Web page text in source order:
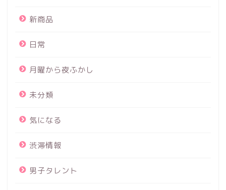
新商品
日常
月曜から夜ふかし
未分類
気になる
渋滞情報
男子タレント